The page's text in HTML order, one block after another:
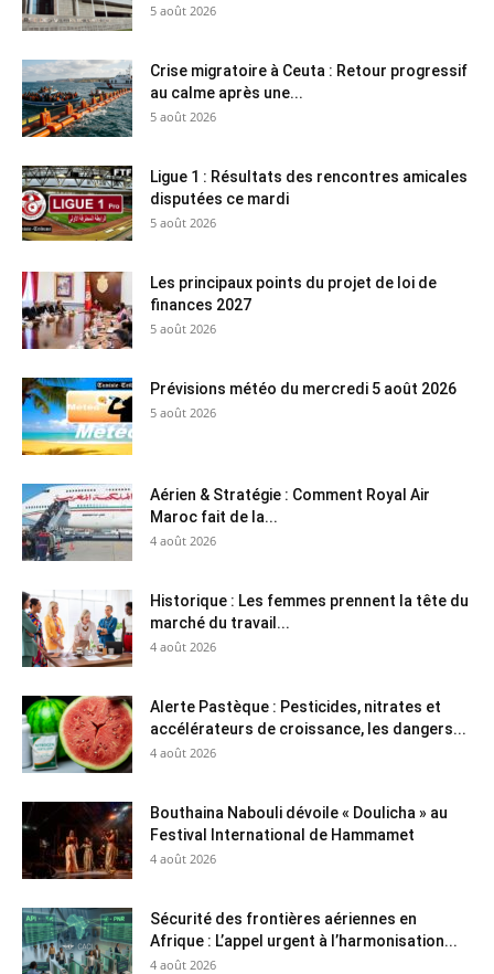
5 août 2026
Crise migratoire à Ceuta : Retour progressif
au calme après une...
5 août 2026
Ligue 1 : Résultats des rencontres amicales
disputées ce mardi
5 août 2026
Les principaux points du projet de loi de
finances 2027
5 août 2026
Prévisions météo du mercredi 5 août 2026
5 août 2026
Aérien & Stratégie : Comment Royal Air
Maroc fait de la...
4 août 2026
Historique : Les femmes prennent la tête du
marché du travail...
4 août 2026
Alerte Pastèque : Pesticides, nitrates et
accélérateurs de croissance, les dangers...
4 août 2026
Bouthaina Nabouli dévoile « Doulicha » au
Festival International de Hammamet
4 août 2026
Sécurité des frontières aériennes en
Afrique : L’appel urgent à l’harmonisation...
4 août 2026